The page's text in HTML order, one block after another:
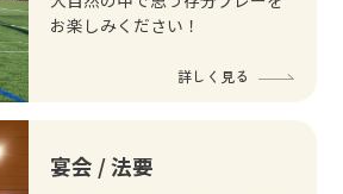
お楽しみください！
詳しく見る
宴会 / 法要